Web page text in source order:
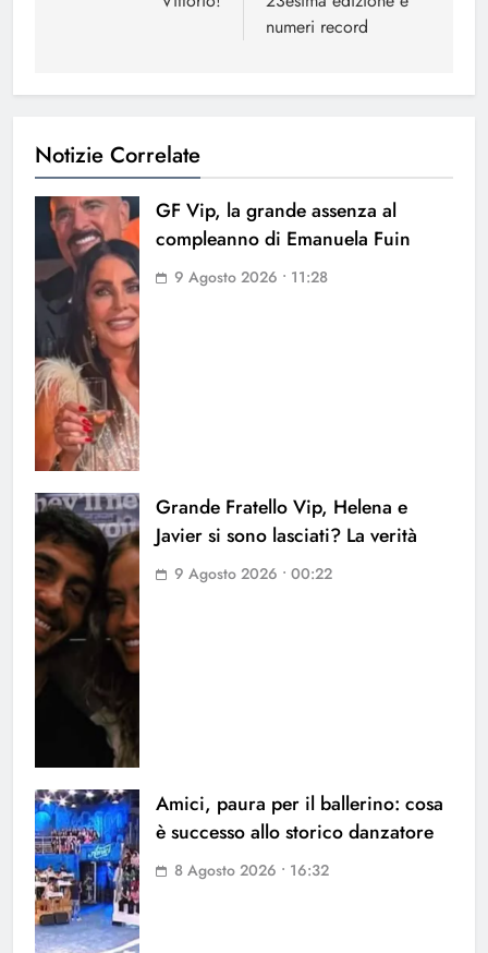
numeri record
Notizie Correlate
GF Vip, la grande assenza al
compleanno di Emanuela Fuin
9 Agosto 2026 • 11:28
Grande Fratello Vip, Helena e
Javier si sono lasciati? La verità
9 Agosto 2026 • 00:22
Amici, paura per il ballerino: cosa
è successo allo storico danzatore
8 Agosto 2026 • 16:32